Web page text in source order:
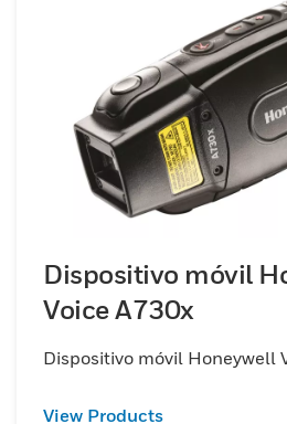
Dispositivo móvil
Voice A730x
Dispositivo móvil Honeywell
View Products